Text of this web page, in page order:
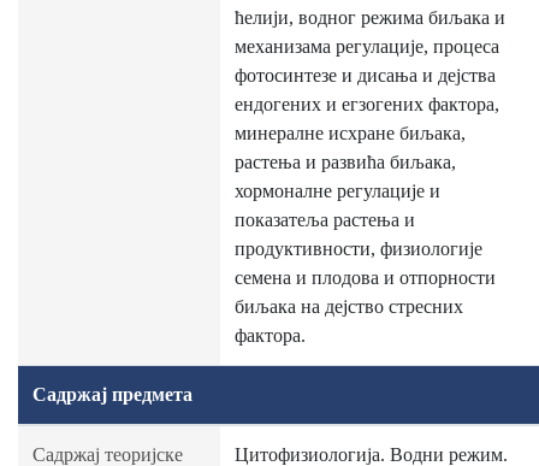
ћелији, водног режима биљака и
механизама регулације, процеса
фотосинтезе и дисања и дејства
ендогених и егзогених фактора,
минералне исхране биљака,
растења и развића биљака,
хормоналне регулацијe и
показатеља растења и
продуктивности, физиологије
семена и плодова и отпорности
биљака на дејство стресних
фактора.
Садржај предмета
Садржај теоријске
Цитофизиологија. Водни режим.